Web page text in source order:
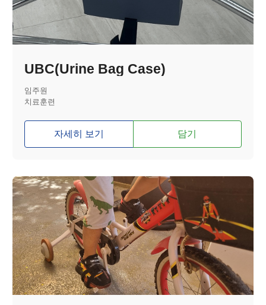
UBC(Urine Bag Case)
임주원
치료훈련
자세히 보기 담기